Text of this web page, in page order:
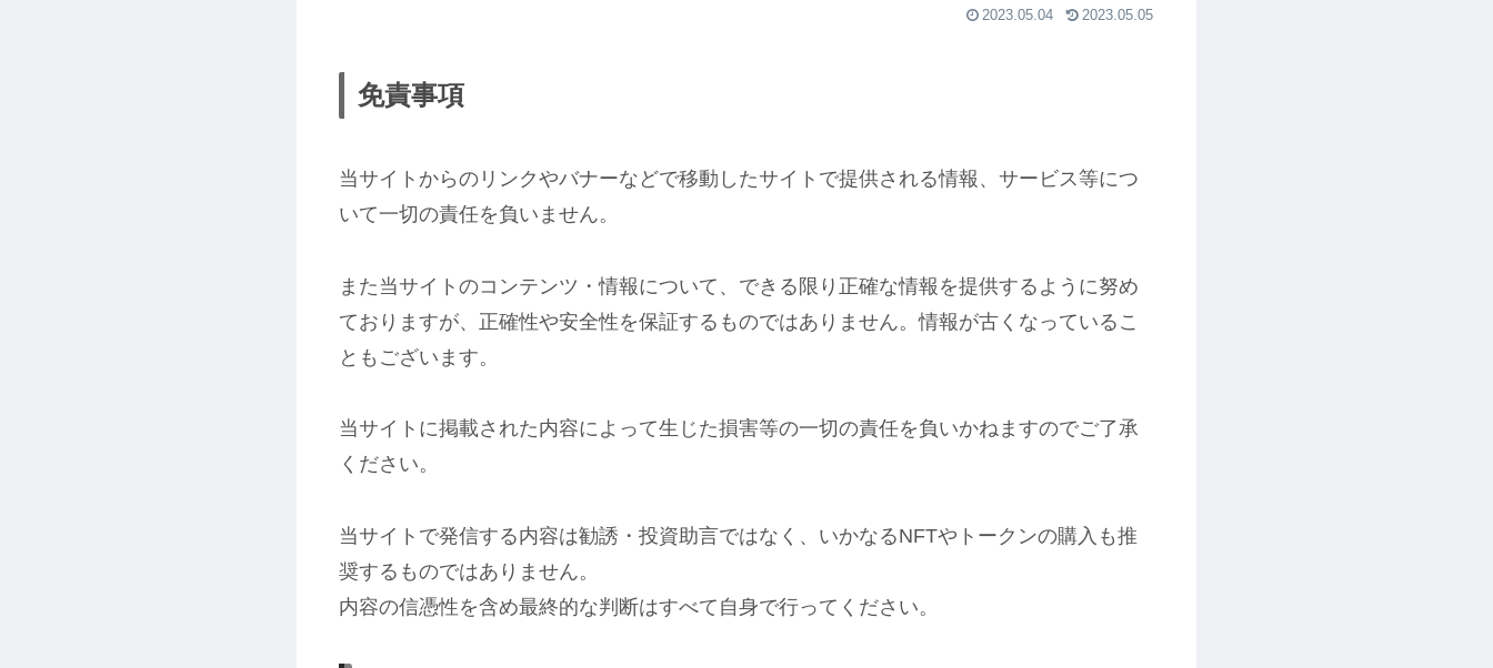
2023.05.04 2023.05.05
免責事項
当サイトからのリンクやバナーなどで移動したサイトで提供される情報、サービス等につ
いて一切の責任を負いません。
また当サイトのコンテンツ・情報について、できる限り正確な情報を提供するように努め
ておりますが、正確性や安全性を保証するものではありません。情報が古くなっているこ
ともございます。
当サイトに掲載された内容によって生じた損害等の一切の責任を負いかねますのでご了承
ください。
当サイトで発信する内容は勧誘・投資助言ではなく、いかなるNFTやトークンの購入も推
奨するものではありません。
内容の信憑性を含め最終的な判断はすべて自身で行ってください。